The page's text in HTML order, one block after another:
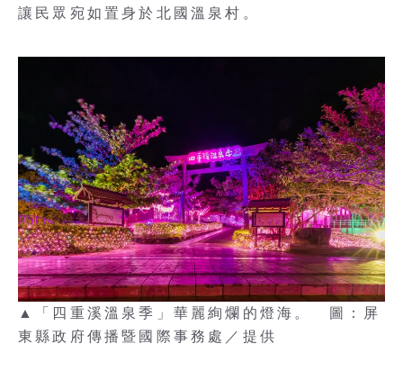
讓民眾宛如置身於北國溫泉村。
▲「四重溪溫泉季」華麗絢爛的燈海。 圖：屏
東縣政府傳播暨國際事務處／提供